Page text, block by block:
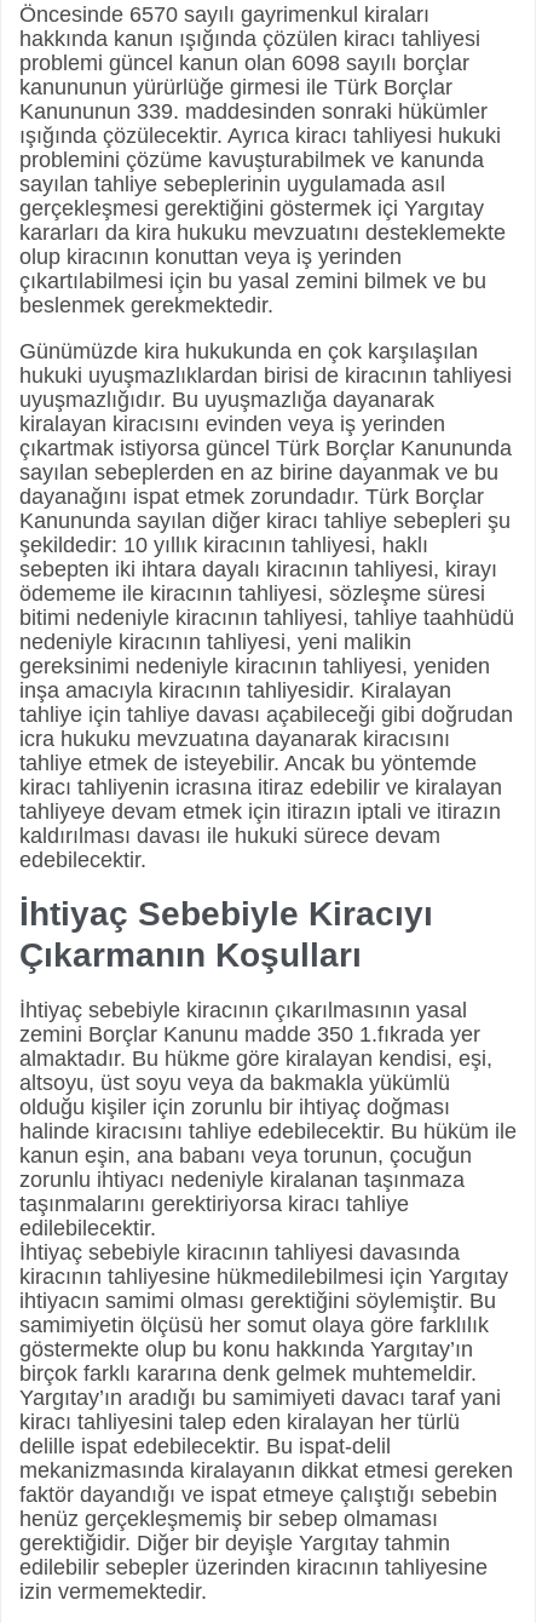
Öncesinde 6570 sayılı gayrimenkul kiraları
hakkında kanun ışığında çözülen kiracı tahliyesi
problemi güncel kanun olan 6098 sayılı borçlar
kanununun yürürlüğe girmesi ile Türk Borçlar
Kanununun 339. maddesinden sonraki hükümler
ışığında çözülecektir. Ayrıca kiracı tahliyesi hukuki
problemini çözüme kavuşturabilmek ve kanunda
sayılan tahliye sebeplerinin uygulamada asıl
gerçekleşmesi gerektiğini göstermek içi Yargıtay
kararları da kira hukuku mevzuatını desteklemekte
olup kiracının konuttan veya iş yerinden
çıkartılabilmesi için bu yasal zemini bilmek ve bu
beslenmek gerekmektedir.
Günümüzde kira hukukunda en çok karşılaşılan
hukuki uyuşmazlıklardan birisi de kiracının tahliyesi
uyuşmazlığıdır. Bu uyuşmazlığa dayanarak
kiralayan kiracısını evinden veya iş yerinden
çıkartmak istiyorsa güncel Türk Borçlar Kanununda
sayılan sebeplerden en az birine dayanmak ve bu
dayanağını ispat etmek zorundadır. Türk Borçlar
Kanununda sayılan diğer kiracı tahliye sebepleri şu
şekildedir: 10 yıllık kiracının tahliyesi, haklı
sebepten iki ihtara dayalı kiracının tahliyesi, kirayı
ödememe ile kiracının tahliyesi, sözleşme süresi
bitimi nedeniyle kiracının tahliyesi, tahliye taahhüdü
nedeniyle kiracının tahliyesi, yeni malikin
gereksinimi nedeniyle kiracının tahliyesi, yeniden
inşa amacıyla kiracının tahliyesidir. Kiralayan
tahliye için tahliye davası açabileceği gibi doğrudan
icra hukuku mevzuatına dayanarak kiracısını
tahliye etmek de isteyebilir. Ancak bu yöntemde
kiracı tahliyenin icrasına itiraz edebilir ve kiralayan
tahliyeye devam etmek için itirazın iptali ve itirazın
kaldırılması davası ile hukuki sürece devam
edebilecektir.
İhtiyaç Sebebiyle Kiracıyı
Çıkarmanın Koşulları
İhtiyaç sebebiyle kiracının çıkarılmasının yasal
zemini Borçlar Kanunu madde 350 1.fıkrada yer
almaktadır. Bu hükme göre kiralayan kendisi, eşi,
altsoyu, üst soyu veya da bakmakla yükümlü
olduğu kişiler için zorunlu bir ihtiyaç doğması
halinde kiracısını tahliye edebilecektir. Bu hüküm ile
kanun eşin, ana babanı veya torunun, çocuğun
zorunlu ihtiyacı nedeniyle kiralanan taşınmaza
taşınmalarını gerektiriyorsa kiracı tahliye
edilebilecektir.
İhtiyaç sebebiyle kiracının tahliyesi davasında
kiracının tahliyesine hükmedilebilmesi için Yargıtay
ihtiyacın samimi olması gerektiğini söylemiştir. Bu
samimiyetin ölçüsü her somut olaya göre farklılık
göstermekte olup bu konu hakkında Yargıtay’ın
birçok farklı kararına denk gelmek muhtemeldir.
Yargıtay’ın aradığı bu samimiyeti davacı taraf yani
kiracı tahliyesini talep eden kiralayan her türlü
delille ispat edebilecektir. Bu ispat-delil
mekanizmasında kiralayanın dikkat etmesi gereken
faktör dayandığı ve ispat etmeye çalıştığı sebebin
henüz gerçekleşmemiş bir sebep olmaması
gerektiğidir. Diğer bir deyişle Yargıtay tahmin
edilebilir sebepler üzerinden kiracının tahliyesine
izin vermemektedir.